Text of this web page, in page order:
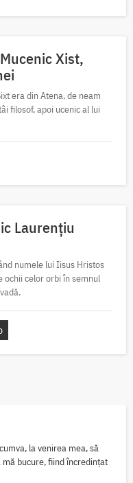
Xist,
era din Atena, de neam
filosof, apoi ucenic al lui
Laurențiu
numele lui Iisus Hristos
ochii celor orbi în semnul
la venirea mea, să
bucure, fiind încredințat